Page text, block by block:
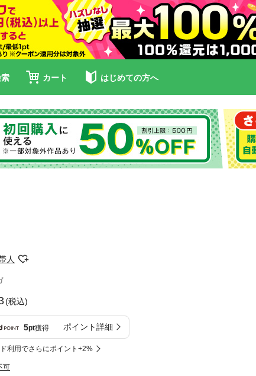
カート はじめての方へ
人
(税込)
5pt獲得 ポイント詳細
利用でさらにポイント+2%
可